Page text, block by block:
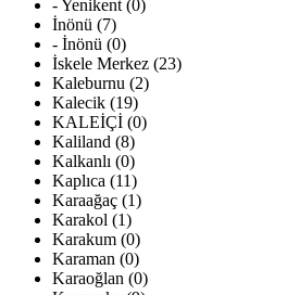
- Yenikent (0)
İnönü (7)
- İnönü (0)
İskele Merkez (23)
Kaleburnu (2)
Kalecik (19)
KALEİÇİ (0)
Kaliland (8)
Kalkanlı (0)
Kaplıca (11)
Karaağaç (1)
Karakol (1)
Karakum (0)
Karaman (0)
Karaoğlan (0)